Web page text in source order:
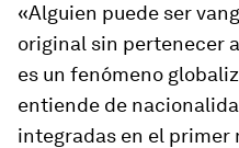
«Alguien puede ser
original sin pertenecer
es un fenómeno
entiende de
integradas en el primer